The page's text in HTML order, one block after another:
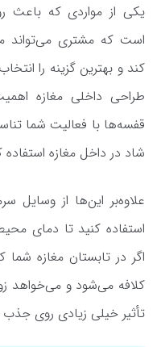
یکی از مواردی که باعث
است که مشتری می‌تواند
کند و بهترین گزینه را
طراحی داخلی مغازه
قفسه‌ها با فعالیت شما
شاد در داخل مغازه استفاده
علاوه‌بر این‌ها از وسایل
استفاده کنید تا دمای
اگر در تابستان مغازه
کلافه می‌شود و می‌خواهد
تأثیر خیلی زیادی روی جذب